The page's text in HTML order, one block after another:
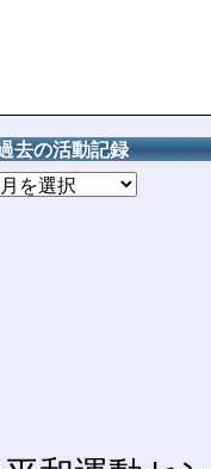
去の活動記録